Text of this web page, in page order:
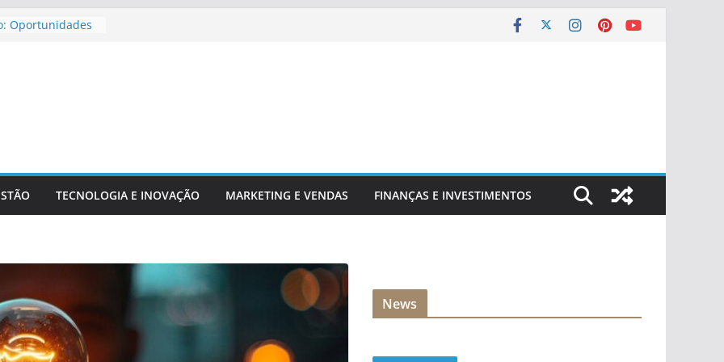
Oportunidades
TECNOLOGIA E INOVAÇÃO MARKETING E VENDAS FINANÇAS E INVESTIMENTOS
News